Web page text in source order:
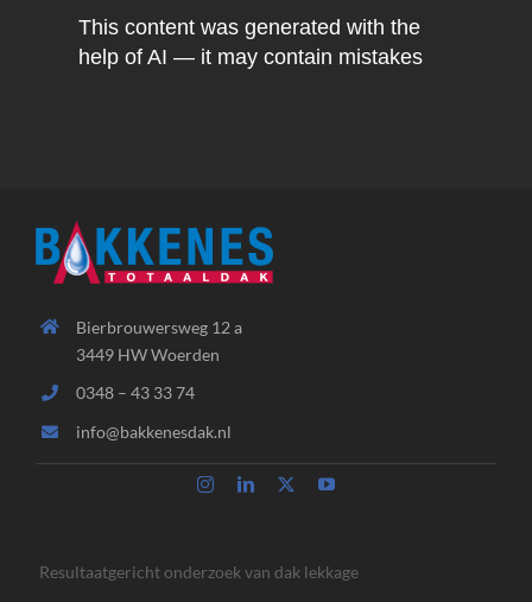
This content was generated with the
help of AI — it may contain mistakes
Bierbrouwersweg 12 a
3449 HW Woerden
0348 – 43 33 74
info@bakkenesdak.nl
Resultaatgericht onderzoek van dak lekkage